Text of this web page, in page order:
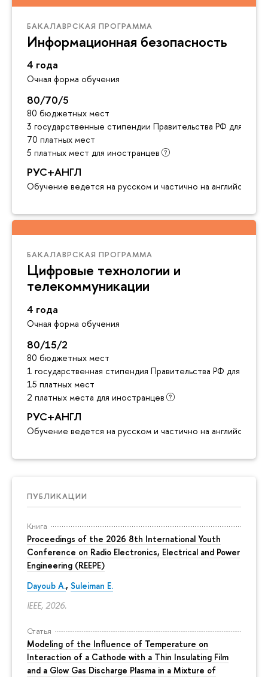
БАКАЛАВРСКАЯ ПРОГРАММА
Информационная безопасность
4 года
Очная форма обучения
80/70/5
80 бюджетных мест
3 государственные стипендии Правительства РФ для
70 платных мест
5 платных мест для иностранцев
РУС+АНГЛ
Обучение ведется на русском и частично на английском
БАКАЛАВРСКАЯ ПРОГРАММА
Цифровые технологии и
телекоммуникации
4 года
Очная форма обучения
80/15/2
80 бюджетных мест
1 государственная стипендия Правительства РФ для
15 платных мест
2 платных места для иностранцев
РУС+АНГЛ
Обучение ведется на русском и частично на английском
ПУБЛИКАЦИИ
Книга
Proceedings of the 2026 8th International Youth
Conference on Radio Electronics, Electrical and Power
Engineering (REEPE)
Dayoub A., Suleiman E.
IEEE, 2026.
Статья
Modeling of the Influence of Temperature on
Interaction of a Cathode with a Thin Insulating Film
and a Glow Gas Discharge Plasma in a Mixture of